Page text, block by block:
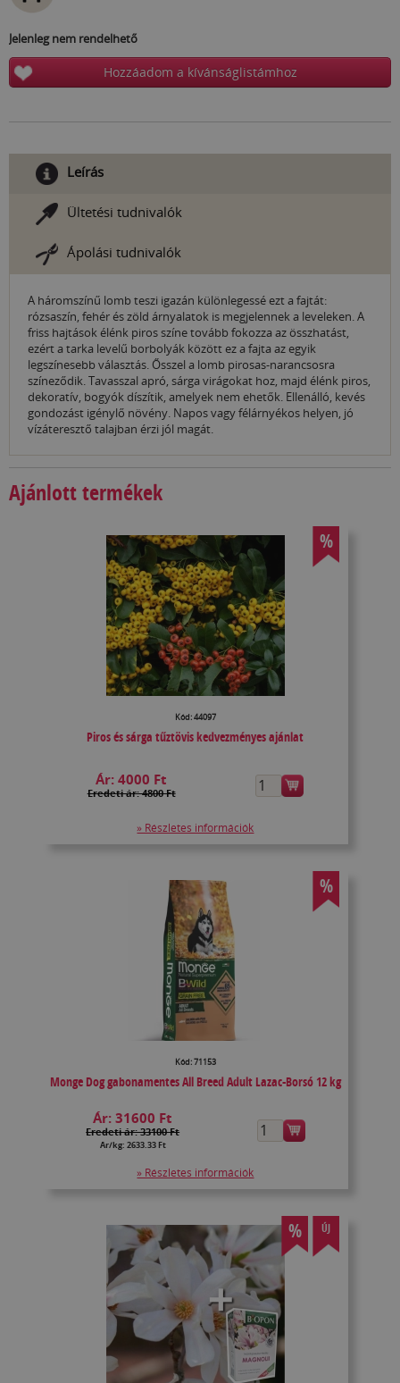
Jelenleg nem rendelhető
Hozzáadom a kívánságlistámhoz
Leírás
Ültetési tudnivalók
Ápolási tudnivalók
A háromszínű lomb teszi igazán különlegessé ezt a fajtát:
rózsaszín, fehér és zöld árnyalatok is megjelennek a leveleken. A
friss hajtások élénk piros színe tovább fokozza az összhatást,
ezért a tarka levelű borbolyák között ez a fajta az egyik
legszínesebb választás. Ősszel a lomb pirosas-narancsosra
színeződik. Tavasszal apró, sárga virágokat hoz, majd élénk piros,
dekoratív, bogyók díszítik, amelyek nem ehetők. Ellenálló, kevés
gondozást igénylő növény. Napos vagy félárnyékos helyen, jó
vízáteresztő talajban érzi jól magát.
Ajánlott termékek
%
Kód: 44097
Piros és sárga tűztövis kedvezményes ajánlat
Ár:4000 Ft
Eredeti ár: 4800 Ft
» Részletes információk
%
Kód: 71153
Monge Dog gabonamentes All Breed Adult Lazac-Borsó 12 kg
Ár:31600 Ft
Eredeti ár: 33100 Ft
Ár/kg: 2633.33 Ft
» Részletes információk
% ÚJ